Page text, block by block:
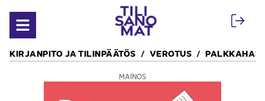
Avaa valikko
KIRJANPITO JA TILINPÄÄTÖS VEROTUS
MAINOS